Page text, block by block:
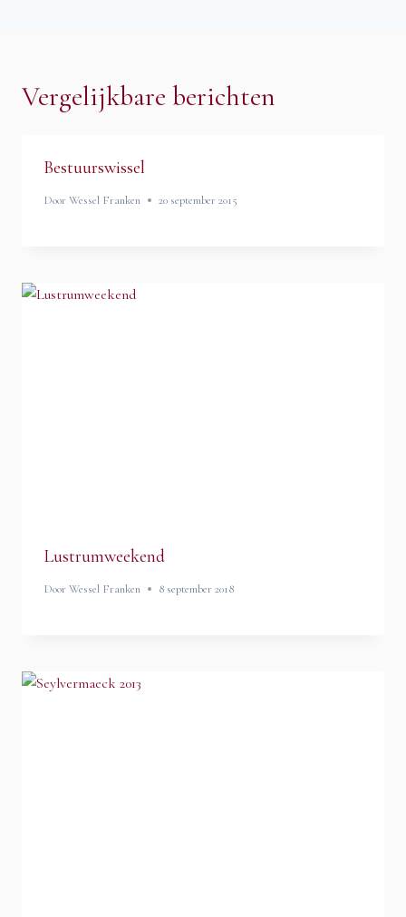
Vergelijkbare berichten
Bestuurswissel
DoorWessel Franken 20 september 2015
Lustrumweekend
DoorWessel Franken 8 september 2018